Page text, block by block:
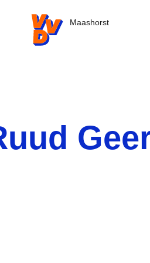
VVD.nl - Ga naar de
Maashorst